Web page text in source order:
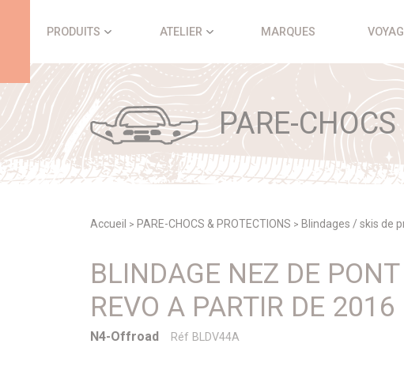
PRODUITS ATELIER MARQUES
PARE-CHOCS
Accueil > PARE-CHOCS & PROTECTIONS > Blindages / skis de
BLINDAGE NEZ DE
REVO A PARTIR DE 2016
N4-Offroad Réf BLDV44A